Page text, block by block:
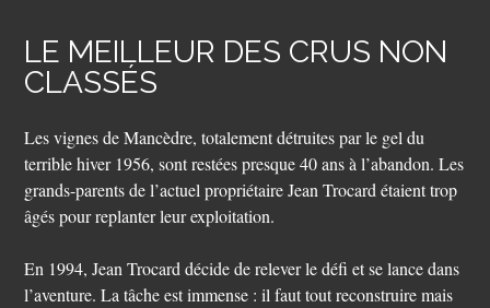
LE MEILLEUR DES CRUS NON
CLASSÉS
Les vignes de Mancèdre, totalement détruites par le gel du
terrible hiver 1956, sont restées presque 40 ans à l’abandon. Les
grands-parents de l’actuel propriétaire Jean Trocard étaient trop
âgés pour replanter leur exploitation.
En 1994, Jean Trocard décide de relever le défi et se lance dans
l’aventure. La tâche est immense : il faut tout reconstruire mais